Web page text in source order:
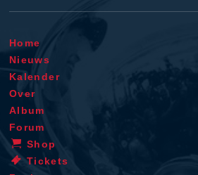
Home
Nieuws
Kalender
Over
Album
Forum
Shop
Tickets